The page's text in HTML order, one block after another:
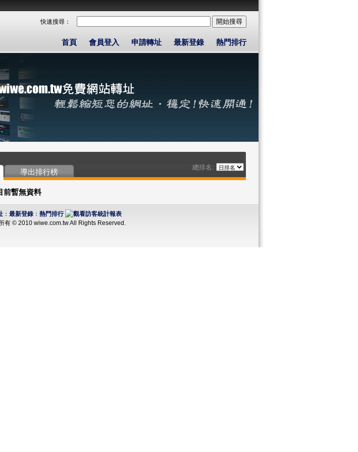
快速搜尋：
首頁 會員登入 申請轉址 最新登錄 熱門排行
總排名:
導出排行榜
前暫無資料
： 最新登錄： 熱門排行
有 © 2010 wiwe.com.tw All Rights Reserved.